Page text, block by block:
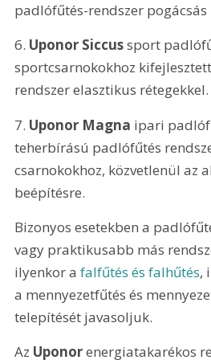
padlófűtés-rendszer
6. Uponor Siccus sport
sportcsarnokokhoz
rendszer elasztikus rétegekkel.
7. Uponor Magna ipari
teherbírású padlófűtés
csarnokokhoz, közvetlenül az
beépítésre.
Bizonyos esetekben a
vagy praktikusabb más
ilyenkor a falfűtés és falhűtés,
a mennyezetfűtés és
telepítését javasoljuk.
Az Uponor energiatakarékos